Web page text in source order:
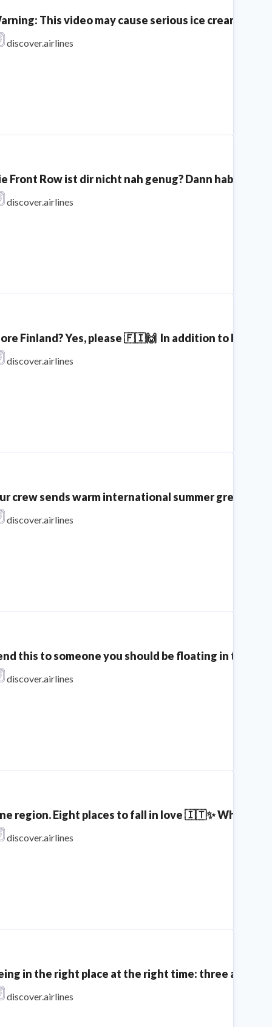
This video may cause serious ice cream
discover.airlines
Front Row ist dir nicht nah genug? Dann haben
discover.airlines
Finland? Yes, please 🇫🇮🙌⁣ ⁣ In addition to Kittilä
discover.airlines
crew sends warm international summer greetings
discover.airlines
this to someone you should be floating in the
discover.airlines
region. Eight places to fall in love 🇮🇹✨ Which
discover.airlines
in the right place at the right time: three
discover.airlines